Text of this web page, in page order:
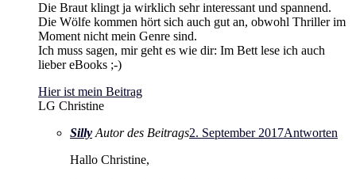
Die Braut klingt ja wirklich sehr interessant und spannend.
Die Wölfe kommen hört sich auch gut an, obwohl Thriller im
Moment nicht mein Genre sind.
Ich muss sagen, mir geht es wie dir: Im Bett lese ich auch
lieber eBooks ;-)
Hier ist mein Beitrag
LG Christine
Silly Autor des Beitrags2. September 2017Antworten
Hallo Christine,